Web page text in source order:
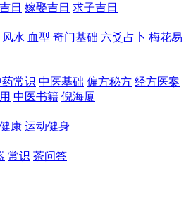
日 嫁娶吉日 求子吉日
风水 血型 奇门基础 六爻占卜 梅花易
常识 中医基础 偏方秘方 经方医案
中医书籍 倪海厦
康 运动健身
常识 茶问答